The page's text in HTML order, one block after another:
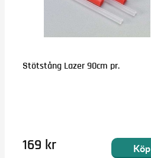
Stötstång Lazer 90cm pr.
169 kr Köp